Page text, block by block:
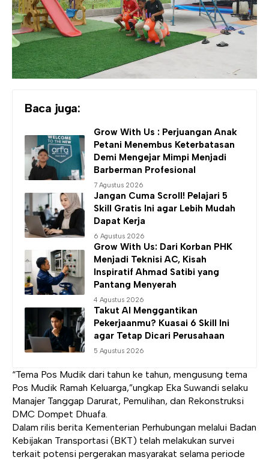
Baca juga:
Grow With Us : Perjuangan Anak
Petani Menembus Keterbatasan
Demi Mengejar Mimpi Menjadi
Barberman Profesional
7 Agustus 2026
Jangan Cuma Scroll! Pelajari 5
Skill Gratis Ini agar Lebih Mudah
Dapat Kerja
6 Agustus 2026
Grow With Us: Dari Korban PHK
Menjadi Teknisi AC, Kisah
Inspiratif Ahmad Satibi yang
Pantang Menyerah
4 Agustus 2026
Takut AI Menggantikan
Pekerjaanmu? Kuasai 6 Skill Ini
agar Tetap Dicari Perusahaan
5 Agustus 2026
“Tema Pos Mudik dari tahun ke tahun, mengusung tema
Pos Mudik Ramah Keluarga,”ungkap Eka Suwandi selaku
Manajer Tanggap Darurat, Pemulihan, dan Rekonstruksi
DMC Dompet Dhuafa.
Dalam rilis berita Kementerian Perhubungan melalui Badan
Kebijakan Transportasi (BKT) telah melakukan survei
terkait potensi pergerakan masyarakat selama periode